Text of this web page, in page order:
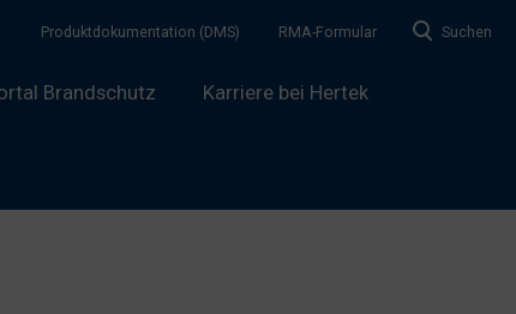
Brandschutz Karriere bei Hertek
Produktdokumentation (DMS) RMA-Formular Suchen